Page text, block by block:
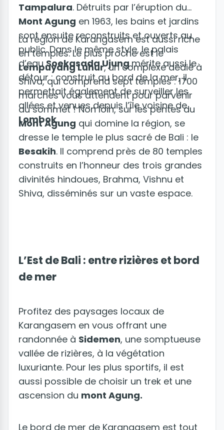
Tampalura. Détruits par l’éruption du
Mont Agung en 1963, les bains et jardins
sont ensuite reconstruits et ouverts au
public. Dans le même style, le palais
d’eauSoekasada Ujungmérite aussi le
détour : construit au bord de la mer, il
permettait également de surveiller les
allées et venues depuis l’île voisine de
Lombok.
La région de Karangasem est aussi riche
en temples. Le plus proche est le
Lempuyang Luhur, un complexe dédié à
Shiva, qui comprend sept temples : 1700
marches vous attendent pour parvenir
au sommet ! Non loin, sur les pentes du
Mont Agung qui domine la région, se
dresse le temple le plus sacré de Bali : le
Besakih. Il comprend près de 80 temples
construits en l’honneur des trois grandes
divinités hindoues, Brahma, Vishnu et
Shiva, disséminés sur un vaste espace.
L’Est de Bali : entre rizières et bord
de mer
Profitez des paysages locaux de
Karangasem en vous offrant une
randonnée à Sidemen, une somptueuse
vallée de rizières, à la végétation
luxuriante. Pour les plus sportifs, il est
aussi possible de choisir un trek et une
ascension du mont Agung.
Le bord de mer de Karangasem est tout